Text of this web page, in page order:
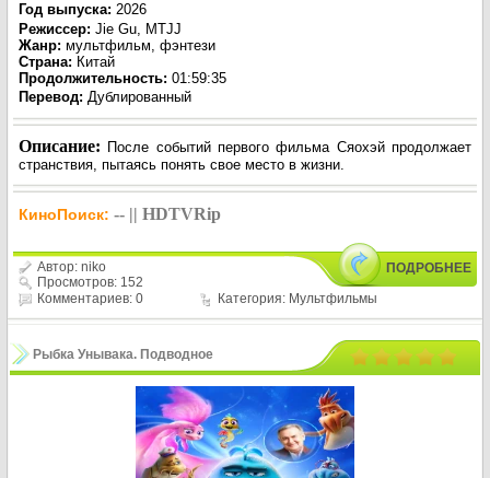
Год выпуска: 2026
Режиссер: Jie Gu, MTJJ
Жанр: мультфильм, фэнтези
Страна: Китай
Продолжительность: 01:59:35
Перевод: Дублированный
Описание: После событий первого фильма Сяохэй продолжает
странствия, пытаясь понять свое место в жизни.
КиноПоиск: -- || HDTVRip
ПОДРОБНЕЕ
Автор: niko
Просмотров: 152
Комментариев: 0
Категория: Мультфильмы
Рыбка Унывака. Подводное
приключение / The Pout-Pout Fish